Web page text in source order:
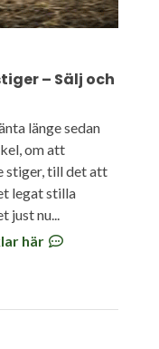
– Sälj och
länge sedan
om att
stiger, till det att
legat stilla
just nu...
här